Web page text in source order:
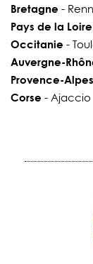
Bretagne -
Pays de la Loire
Occitanie -
Auvergne-
Provence-
Corse - Ajaccio